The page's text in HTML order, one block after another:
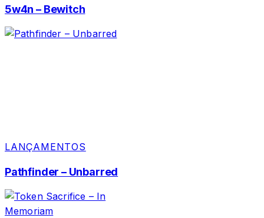
5w4n – Bewitch
LANÇAMENTOS
Pathfinder – Unbarred